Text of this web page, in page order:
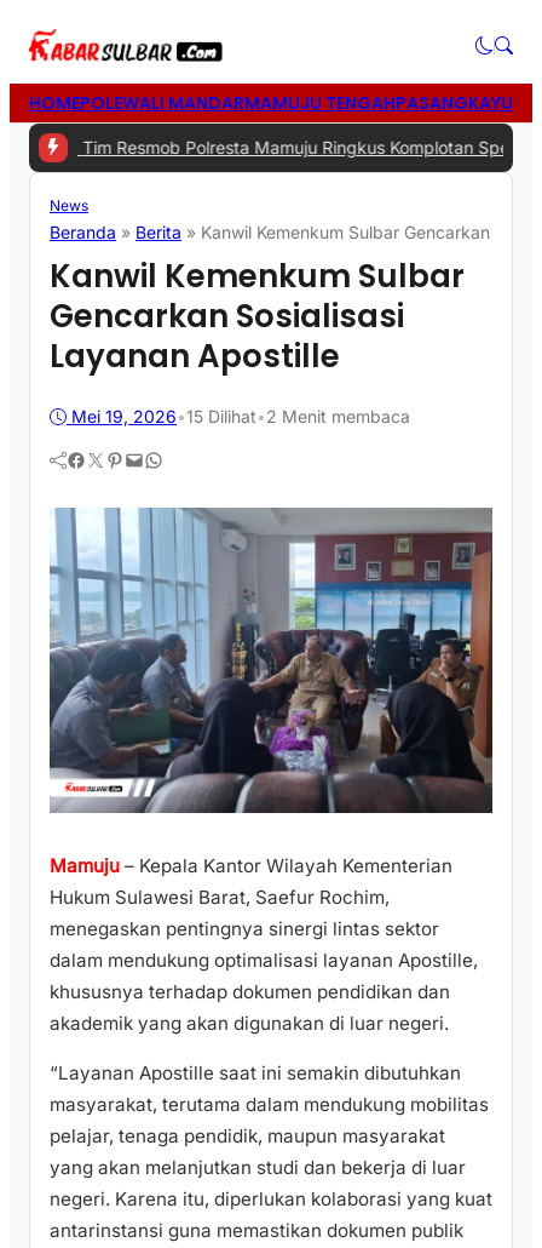
HOMEPOLEWALI MANDARMAMUJU TENGAHPASANGKAYU
Resmob Polresta Mamuju Ringkus Komplotan Spesialis Pencurian
News
Beranda » Berita » Kanwil Kemenkum Sulbar Gencarkan
Kanwil Kemenkum Sulbar
Gencarkan Sosialisasi
Layanan Apostille
Mei 19, 2026•15 Dilihat•2 Menit membaca
Facebook Twitter Pinterest Mail WhatsApp
Mamuju – Kepala Kantor Wilayah Kementerian
Hukum Sulawesi Barat, Saefur Rochim,
menegaskan pentingnya sinergi lintas sektor
dalam mendukung optimalisasi layanan Apostille,
khususnya terhadap dokumen pendidikan dan
akademik yang akan digunakan di luar negeri.
“Layanan Apostille saat ini semakin dibutuhkan
masyarakat, terutama dalam mendukung mobilitas
pelajar, tenaga pendidik, maupun masyarakat
yang akan melanjutkan studi dan bekerja di luar
negeri. Karena itu, diperlukan kolaborasi yang kuat
antarinstansi guna memastikan dokumen publik